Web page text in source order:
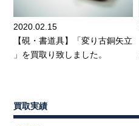
2020.02.15
【硯・書道具】「変り古銅矢立
」を買取り致しました。
買取実績